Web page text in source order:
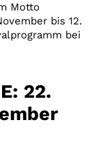
Motto
bis 12.
bei
22.